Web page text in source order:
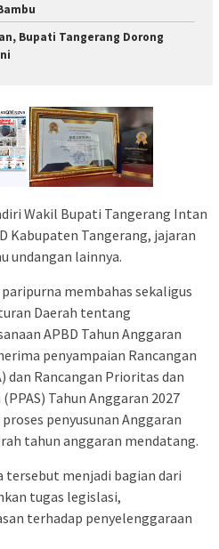
Bupati Tangerang Dorong
Wakil Bupati Tangerang Intan
Kabupaten Tangerang, jajaran
undangan lainnya.
membahas sekaligus
Daerah tentang
APBD Tahun Anggaran
penyampaian Rancangan
dan Rancangan Prioritas dan
Tahun Anggaran 2027
penyusunan Anggaran
tahun anggaran mendatang.
tersebut menjadi bagian dari
tugas legislasi,
terhadap penyelenggaraan